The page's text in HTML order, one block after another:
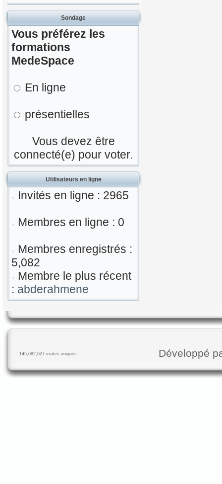
Sondage
Vous préférez les
formations
MedeSpace
En ligne
présentielles
Vous devez être
connecté(e) pour voter.
Utilisateurs en ligne
Invités en ligne : 2965
Membres en ligne : 0
Membres enregistrés :
5,082
Membre le plus récent
: abderahmene
145,682,627 visites uniques Développé